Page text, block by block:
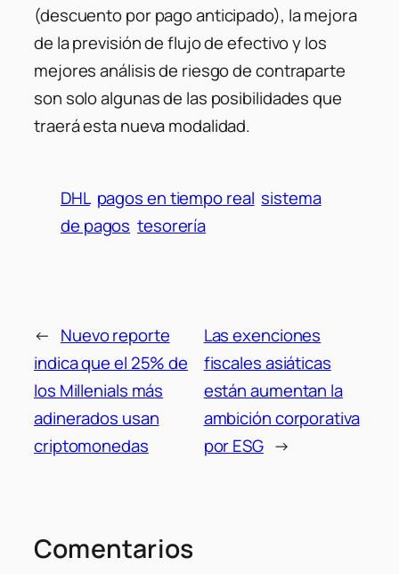
(descuento por pago anticipado), la mejora
de la previsión de flujo de efectivo y los
mejores análisis de riesgo de contraparte
son solo algunas de las posibilidades que
traerá esta nueva modalidad.
DHL pagos en tiempo real sistema
de pagos tesorería
← Nuevo reporte
indica que el 25% de
los Millenials más
adinerados usan
criptomonedas
Las exenciones
fiscales asiáticas
están aumentan la
ambición corporativa
por ESG →
Comentarios